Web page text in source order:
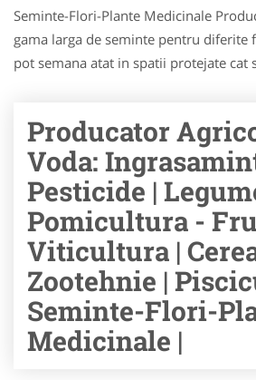
Seminte-Flori-Plante Medicinale
gama larga de seminte pentru diferite
pot semana atat in spatii protejate cat
Producator
Voda:
Pesticide |
Pomicultura -
Viticultura |
Zootehnie |
Seminte-Flori-
Medicinale |